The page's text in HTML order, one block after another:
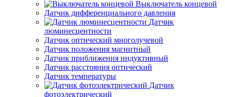
Выключатель концевой
Датчик дифференциального давления
Датчик
люминесцентности
Датчик оптический многолучевой
Датчик положения магнитный
Датчик приближения индуктивный
Датчик расстояния оптический
Датчик температуры
Датчик
фотоэлектрический